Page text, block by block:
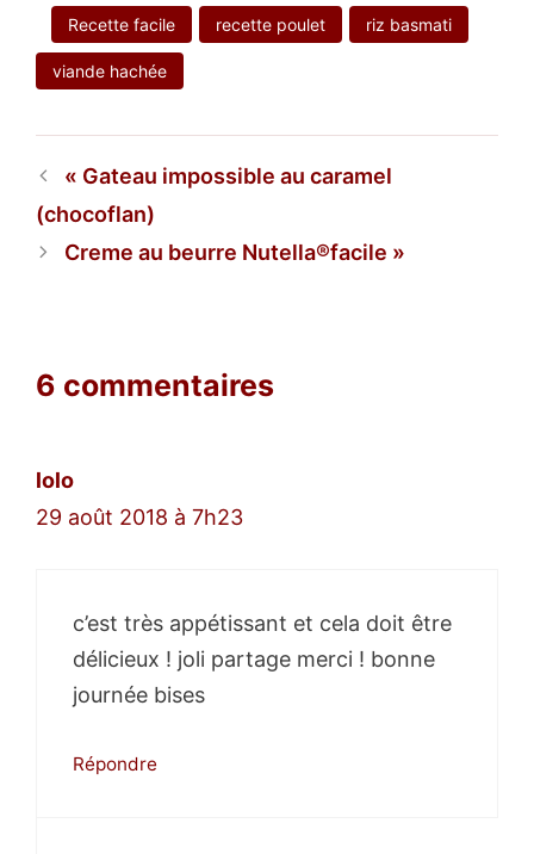
Recette facile recette poulet riz basmati
viande hachée
Gateau impossible au caramel
(chocoflan)
Creme au beurre Nutella®facile
6 commentaires
lolo
29 août 2018 à 7h23
c’est très appétissant et cela doit être
délicieux ! joli partage merci ! bonne
journée bises
Répondre